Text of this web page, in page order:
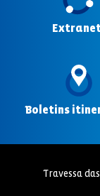
Boletins
Travessa